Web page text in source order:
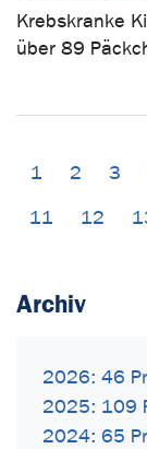
Krebskranke
über 89
1 2 3
11
12
Archiv
2026: 46
2025: 109
2024: 65